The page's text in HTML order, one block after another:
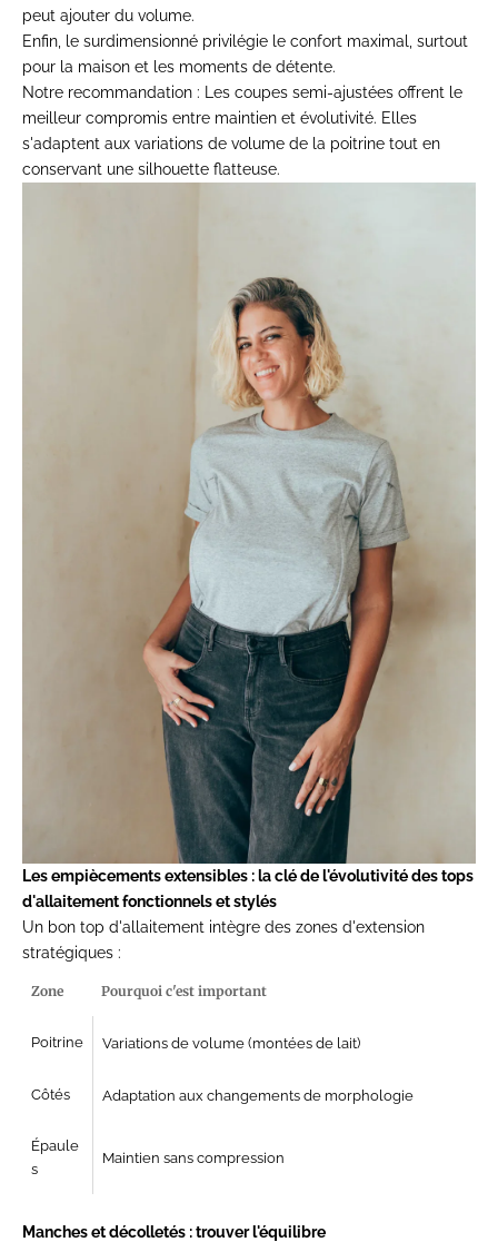
peut ajouter du volume.
Enfin, le surdimensionné privilégie le confort maximal, surtout
pour la maison et les moments de détente.
Notre recommandation : Les coupes semi-ajustées offrent le
meilleur compromis entre maintien et évolutivité. Elles
s'adaptent aux variations de volume de la poitrine tout en
conservant une silhouette flatteuse.
Les empiècements extensibles : la clé de l'évolutivité des tops
d'allaitement fonctionnels et stylés
Un bon top d'allaitement intègre des zones d'extension
stratégiques :
Zone Pourquoi c'est important
Poitrine Variations de volume (montées de lait)
Côtés Adaptation aux changements de morphologie
Épaule
s
Maintien sans compression
Manches et décolletés : trouver l'équilibre